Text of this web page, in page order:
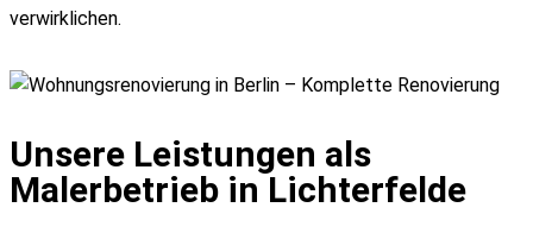
Graffitientfernung
Renovierung & Sanierung
Treppenhaus streichen
Wasserschaden Sanierung
verwirklichen.
Unsere Leistungen als
Malerbetrieb in Lichterfelde